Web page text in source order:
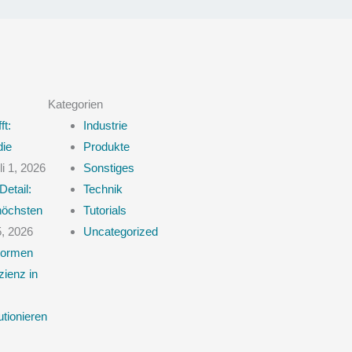
1, 2026
2026
in
Kategorien
Industrie
Produkte
Sonstiges
Technik
Tutorials
Uncategorized